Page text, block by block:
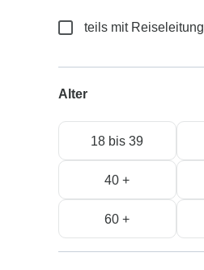
teils mit Reiseleitung
Alter
18 bis 39
40 +
60 +